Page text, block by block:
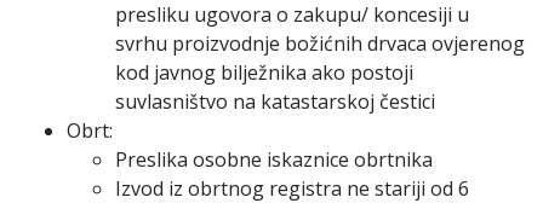
presliku ugovora o zakupu/ koncesiji u
svrhu proizvodnje božićnih drvaca ovjerenog
kod javnog bilježnika ako postoji
suvlasništvo na katastarskoj čestici
Obrt:
Preslika osobne iskaznice obrtnika
Izvod iz obrtnog registra ne stariji od 6